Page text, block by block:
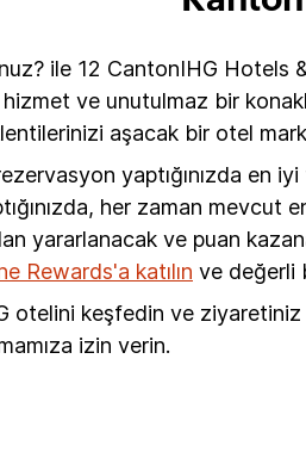
ile 12 CantonIHG
ve unutulmaz bir
aşacak bir otel
yaptığınızda en
her zaman mevcut
yararlanacak ve puan
Rewards'a katılın ve değerli
otelini keşfedin ve ziyaretiniz
izin verin.